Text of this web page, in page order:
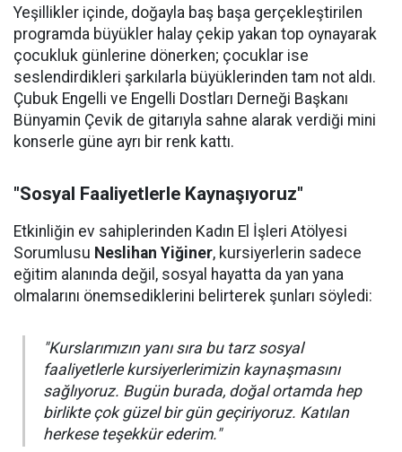
Yeşillikler içinde, doğayla baş başa gerçekleştirilen
programda büyükler halay çekip yakan top oynayarak
çocukluk günlerine dönerken; çocuklar ise
seslendirdikleri şarkılarla büyüklerinden tam not aldı.
Çubuk Engelli ve Engelli Dostları Derneği Başkanı
Bünyamin Çevik de gitarıyla sahne alarak verdiği mini
konserle güne ayrı bir renk kattı.
"Sosyal Faaliyetlerle Kaynaşıyoruz"
Etkinliğin ev sahiplerinden Kadın El İşleri Atölyesi
Sorumlusu Neslihan Yiğiner, kursiyerlerin sadece
eğitim alanında değil, sosyal hayatta da yan yana
olmalarını önemsediklerini belirterek şunları söyledi:
"Kurslarımızın yanı sıra bu tarz sosyal
faaliyetlerle kursiyerlerimizin kaynaşmasını
sağlıyoruz. Bugün burada, doğal ortamda hep
birlikte çok güzel bir gün geçiriyoruz. Katılan
herkese teşekkür ederim."